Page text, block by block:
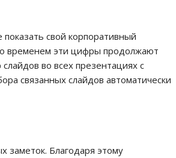
свой корпоративный
временем эти цифры продолжают
во всех презентациях с
связанных слайдов автоматически
заметок. Благодаря этому